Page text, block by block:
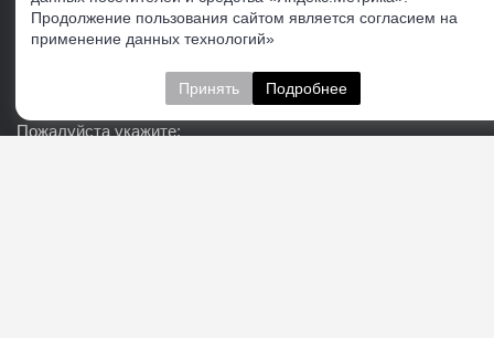
Следите за нами
Пожалуйста укажите:
Продолжение пользования сайтом является согласием на
применение данных технологий»
Принять Подробнее